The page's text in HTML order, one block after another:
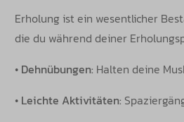
Erholung ist ein wesentlicher
die du während deiner
• Dehnübungen: Halten deine
• Leichte Aktivitäten: